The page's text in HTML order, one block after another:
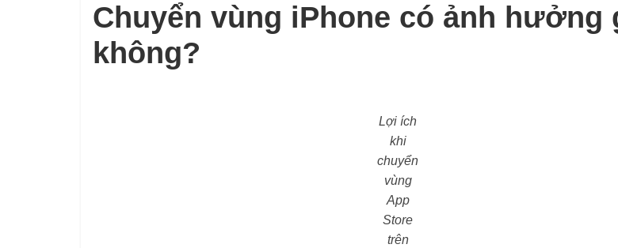
Chuyển vùng iPhone có ảnh hưởng
không?
Lợi ích
khi
chuyển
vùng
App
Store
trên